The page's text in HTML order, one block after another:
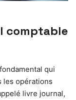
comptable
qui
les opérations
livre journal,